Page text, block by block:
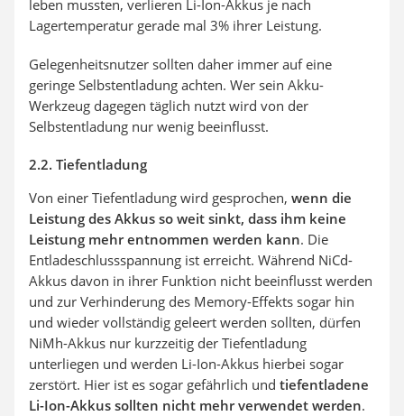
leben mussten, verlieren Li-Ion-Akkus je nach
Lagertemperatur gerade mal 3% ihrer Leistung.
Gelegenheitsnutzer sollten daher immer auf eine
geringe Selbstentladung achten. Wer sein Akku-
Werkzeug dagegen täglich nutzt wird von der
Selbstentladung nur wenig beeinflusst.
2.2. Tiefentladung
Von einer Tiefentladung wird gesprochen, wenn die
Leistung des Akkus so weit sinkt, dass ihm keine
Leistung mehr entnommen werden kann. Die
Entladeschlussspannung ist erreicht. Während NiCd-
Akkus davon in ihrer Funktion nicht beeinflusst werden
und zur Verhinderung des Memory-Effekts sogar hin
und wieder vollständig geleert werden sollten, dürfen
NiMh-Akkus nur kurzzeitig der Tiefentladung
unterliegen und werden Li-Ion-Akkus hierbei sogar
zerstört. Hier ist es sogar gefährlich und tiefentladene
Li-Ion-Akkus sollten nicht mehr verwendet werden.